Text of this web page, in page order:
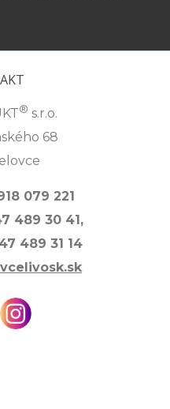
® s.r.o.
68
079 221
489 30 41,
31 14